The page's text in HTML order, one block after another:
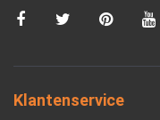
Klantenservice